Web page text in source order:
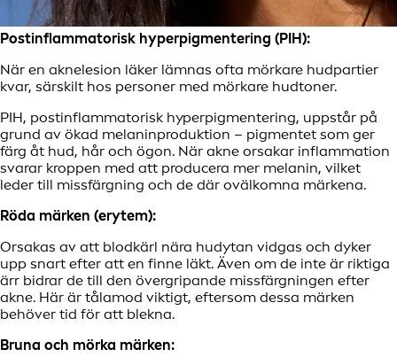
Postinflammatorisk hyperpigmentering (PIH):
När en aknelesion läker lämnas ofta mörkare hudpartier
kvar, särskilt hos personer med mörkare hudtoner.
PIH, postinflammatorisk hyperpigmentering, uppstår på
grund av ökad melaninproduktion – pigmentet som ger
färg åt hud, hår och ögon. När akne orsakar inflammation
svarar kroppen med att producera mer melanin, vilket
leder till missfärgning och de där ovälkomna märkena.
Röda märken (erytem):
Orsakas av att blodkärl nära hudytan vidgas och dyker
upp snart efter att en finne läkt. Även om de inte är riktiga
ärr bidrar de till den övergripande missfärgningen efter
akne. Här är tålamod viktigt, eftersom dessa märken
behöver tid för att blekna.
Bruna och mörka märken: